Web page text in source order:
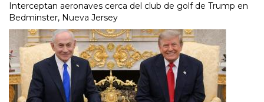
Interceptan aeronaves cerca del club de golf de Trump en
Bedminster, Nueva Jersey